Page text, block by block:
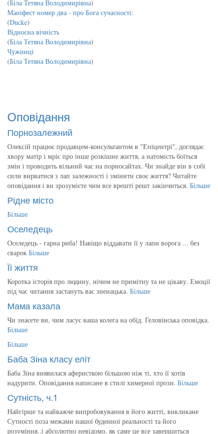
(Біла Тетяна Володимирівна)
Маніфест номер два - про Бога сучасності:
(Ducke)
Відносна вічність
(Біла Тетяна Володимирівна)
Чужинці
(Біла Тетяна Володимирівна)
Оповідання
Порнозалежний
Олексій працює продавцем-консультантом в "Епіцентрі", доглядає
хвору матір і мріє про інше розкішне життя, а натомість боїться
змін і проводить вільний час на порносайтах. Чи знайде він в собі
сили вирватися з лап залежності і змінити своє життя? Читайте
оповідання і ви зрозумієте чим все врешті решт закінчиться. Більше
Рідне місто
Більше
Оселедець
Оселедець - гарна риба! Навіщо віддавати її у лапи ворога ... без
сварок Більше
Її життя
Коротка історія про людину, нічим не примітну та не цікаву. Емоції
під час читання застануть вас зненацька. Більше
Мама казала
Чи знаєете ви, чим ласує ваша колега на обід. Геловінська оповідка.
Більше
Більше
Баба Зіна класу еліт
Баба Зіна виявилася аферисткою більшою ніж ті, хто її хотів
надурити. Оповідання написане в стилі химерної прози. Більше
Сутність, ч.1
Найгірше та найважче випробовування в його житті, викликане
Сутності поза межами нашої буденної реальності та його
розуміння..і абсолютно невідомо, як саме це все завершиться